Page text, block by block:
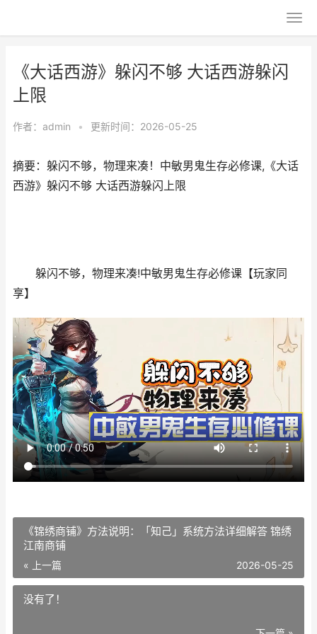
《大话西游》躲闪不够 大话西游躲闪
上限
作者： admin • 更新时间：2026-05-25
摘要：躲闪不够，物理来凑！中敏男鬼生存必修课,《大话
西游》躲闪不够 大话西游躲闪上限
躲闪不够，物理来凑!中敏男鬼生存必修课【玩家同
享】
《锦绣商铺》方法说明：「知己」系统方法详细解答 锦绣
江南商铺
« 上一篇 2026-05-25
没有了！